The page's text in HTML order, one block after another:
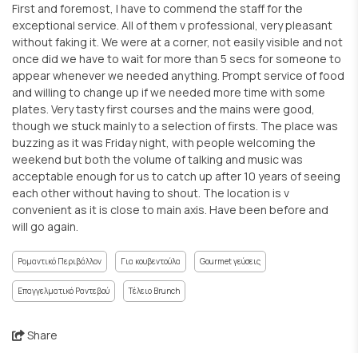
First and foremost, I have to commend the staff for the
exceptional service. All of them v professional, very pleasant
without faking it. We were at a corner, not easily visible and not
once did we have to wait for more than 5 secs for someone to
appear whenever we needed anything. Prompt service of food
and willing to change up if we needed more time with some
plates. Very tasty first courses and the mains were good,
though we stuck mainly to a selection of firsts. The place was
buzzing as it was Friday night, with people welcoming the
weekend but both the volume of talking and music was
acceptable enough for us to catch up after 10 years of seeing
each other without having to shout. The location is v
convenient as it is close to main axis. Have been before and
will go again.
Ρομαντικό Περιβάλλον Για κουβεντούλα Gourmet γεύσεις
Επαγγελματικό Ραντεβού Τέλειο Brunch
Share